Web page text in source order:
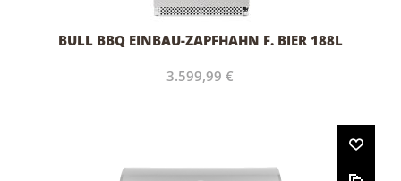
BULL BBQ EINBAU-ZAPFHAHN F. BIER 188L
3.599,99 €